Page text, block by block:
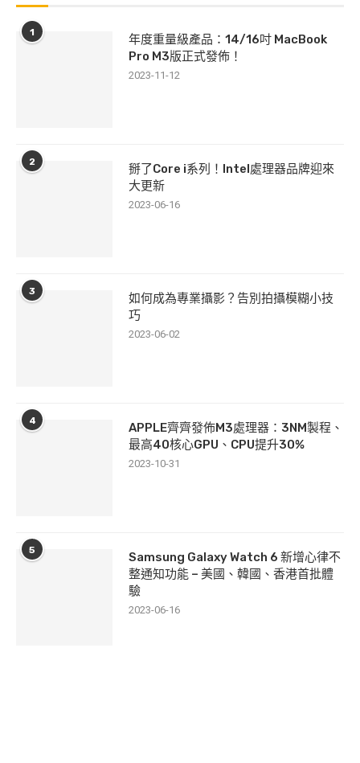
1
年度重量級產品：14/16吋 MacBook
Pro M3版正式發佈！
2023-11-12
2
掰了Core i系列！Intel處理器品牌迎來
大更新
2023-06-16
3
如何成為專業攝影？告別拍攝模糊小技
巧
2023-06-02
4
APPLE齊齊發佈M3處理器：3NM製程、
最高40核心GPU、CPU提升30%
2023-10-31
5
Samsung Galaxy Watch 6 新增心律不
整通知功能 – 美國、韓國、香港首批體
驗
2023-06-16